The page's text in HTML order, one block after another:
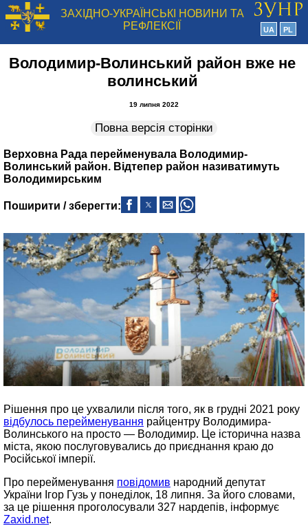
ЗАХІДНО-УКРАЇНСЬКІ НОВИНИ ТА
РЕФЛЕКСІЇ
UA PL
Володимир-Волинський район вже не
волинський
19 липня 2022
Повна версія сторінки
Верховна Рада перейменувала Володимир-
Волинський район. Відтепер район називатимуть
Володимирським
Поширити / зберегти:
Рішення про це ухвалили після того, як в грудні 2021 року
відбулось перейменування райцентру Володимира-
Волинського на просто — Володимир. Це історична назва
міста, якою послуговувались до приєднання краю до
Російської імперії.
Про перейменування повідомив народний депутат
України Ігор Гузь у понеділок, 18 липня. За його словами,
за це рішення проголосували 327 нардепів, інформує
Zaxid.net.